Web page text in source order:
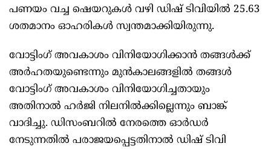
പണയം വച്ച ഷെയറുകൾ വഴി ഡിഷ് ടിവിയിൽ 25.63
ശതമാനം ഓഹരികൾ സ്വന്തമാക്കിയിരുന്നു.
വോട്ടിംഗ് അവകാശം വിനിയോഗിക്കാൻ തങ്ങൾക്ക്
അർഹതയുണ്ടെന്നും മുൻകാലങ്ങളിൽ തങ്ങൾ
വോട്ടിംഗ് അവകാശം വിനിയോഗിച്ചതായും
അതിനാൽ ഹർജി നിലനിൽക്കില്ലെന്നും ബാങ്ക്
വാദിച്ചു. ഡിസംബറിൽ നേരത്തെ ഓർഡർ
നേടുന്നതിൽ പരാജയപ്പെട്ടതിനാൽ ഡിഷ് ടിവി